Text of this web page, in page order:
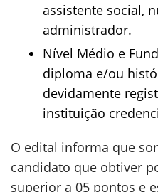
assistente social,
administrador.
Nível Médio e
diploma e/ou
devidamente
instituição
O edital informa que
candidato que obtiver
superior a 05 pontos e